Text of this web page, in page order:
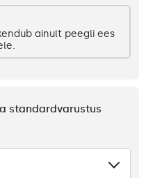
ainult peegli ees
standardvarustus